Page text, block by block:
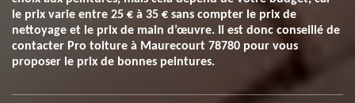
le prix varie entre 25 € à 35 € sans compter le prix de
nettoyage et le prix de main d’œuvre. Il est donc conseillé de
contacter Pro toiture à Maurecourt 78780 pour vous
proposer le prix de bonnes peintures.